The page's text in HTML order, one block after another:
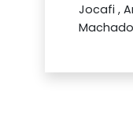
Jocafi ,
Machado